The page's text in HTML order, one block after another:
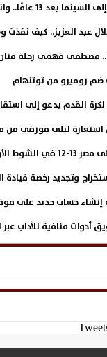
وانطلاق تصوير «فرصة سعيدة»
عبد العزيز.. كيف نفذت
فهمي رحلة فنان
روميرو من توتنهام
لكرة القدم يدعو إلى
استعارة ليلي مورفي
بلوغ نهائي مونديال اليد
وتجديد رخصة قيادة
حساب جديد على موقع
أدوات منافية للآداب عبر